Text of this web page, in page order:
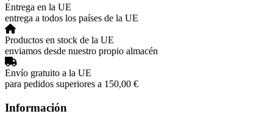
Entrega en la UE
entrega a todos los países de la UE
Productos en stock de la UE
enviamos desde nuestro propio almacén
Envío gratuito a la UE
para pedidos superiores a 150,00 €
Información